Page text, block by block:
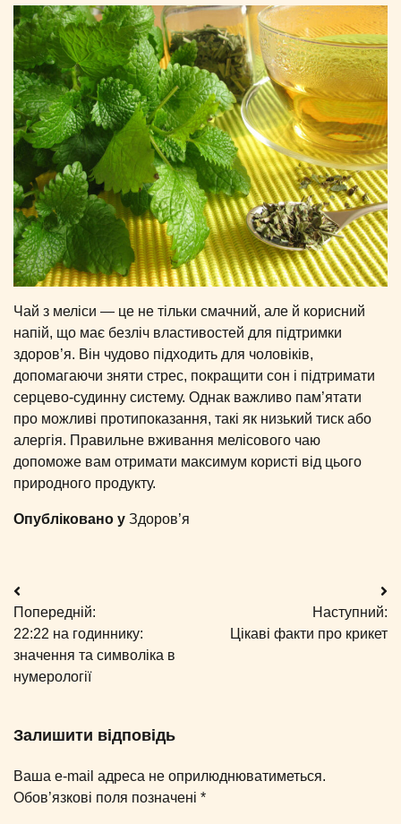
Чай з меліси — це не тільки смачний, але й корисний
напій, що має безліч властивостей для підтримки
здоров’я. Він чудово підходить для чоловіків,
допомагаючи зняти стрес, покращити сон і підтримати
серцево-судинну систему. Однак важливо пам’ятати
про можливі протипоказання, такі як низький тиск або
алергія. Правильне вживання мелісового чаю
допоможе вам отримати максимум користі від цього
природного продукту.
Опубліковано у Здоров’я
Навігація
записів
Попередній:
22:22 на годиннику:
значення та символіка в
нумерології
Наступний:
Цікаві факти про крикет
Залишити відповідь
Ваша e-mail адреса не оприлюднюватиметься.
Обов’язкові поля позначені *